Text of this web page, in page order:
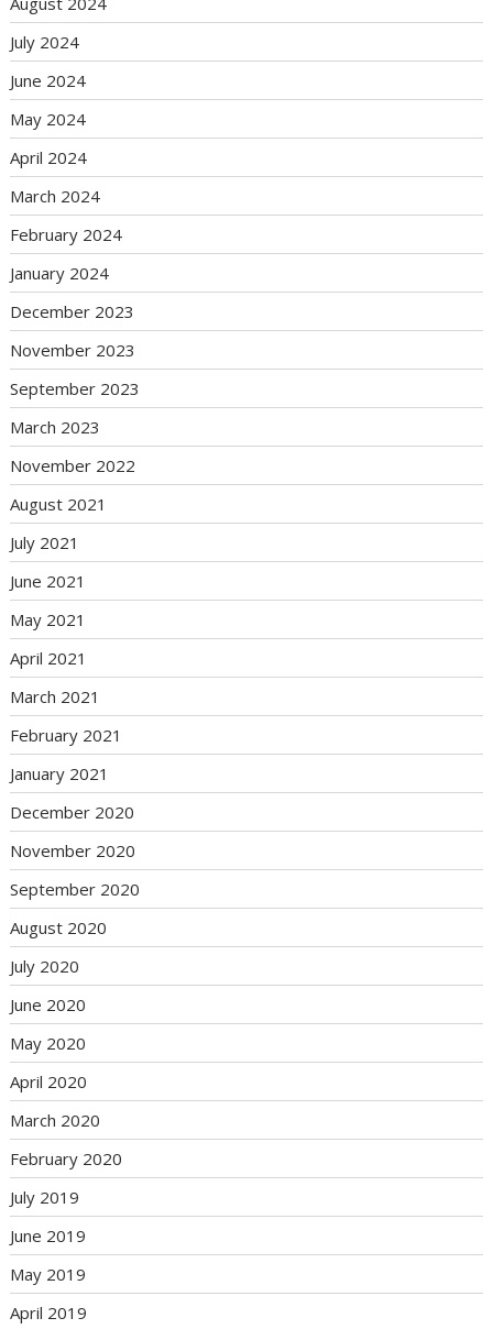
July 2024
June 2024
May 2024
April 2024
March 2024
February 2024
January 2024
December 2023
November 2023
September 2023
March 2023
November 2022
August 2021
July 2021
June 2021
May 2021
April 2021
March 2021
February 2021
January 2021
December 2020
November 2020
September 2020
August 2020
July 2020
June 2020
May 2020
April 2020
March 2020
February 2020
July 2019
June 2019
May 2019
April 2019